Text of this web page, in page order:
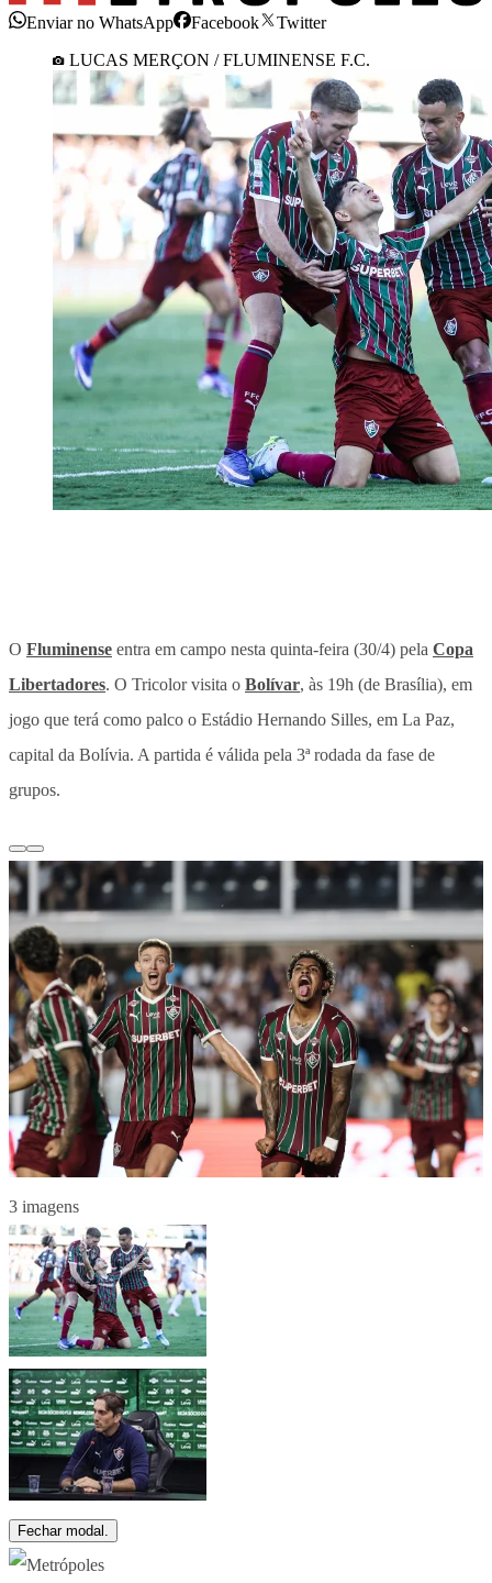
Enviar no WhatsApp Facebook
Twitter
LUCAS MERÇON / FLUMINENSE F.C.
O Fluminense entra em campo nesta quinta-feira (30/4) pela Copa
Libertadores. O Tricolor visita o Bolívar, às 19h (de Brasília), em
jogo que terá como palco o Estádio Hernando Silles, em La Paz,
capital da Bolívia. A partida é válida pela 3ª rodada da fase de
grupos.
3 imagens
Fechar modal.